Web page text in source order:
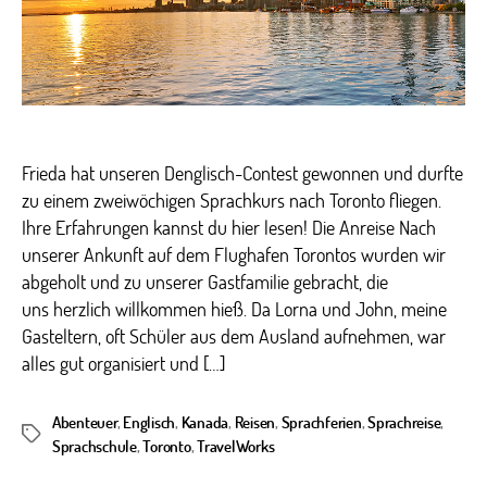
Frieda hat unseren Denglisch-Contest gewonnen und durfte
zu einem zweiwöchigen Sprachkurs nach Toronto fliegen.
Ihre Erfahrungen kannst du hier lesen! Die Anreise Nach
unserer Ankunft auf dem Flughafen Torontos wurden wir
abgeholt und zu unserer Gastfamilie gebracht, die
uns herzlich willkommen hieß. Da Lorna und John, meine
Gasteltern, oft Schüler aus dem Ausland aufnehmen, war
alles gut organisiert und […]
Schlagwörter
Abenteuer, Englisch, Kanada, Reisen, Sprachferien,Sprachreise,
Sprachschule,Toronto,TravelWorks